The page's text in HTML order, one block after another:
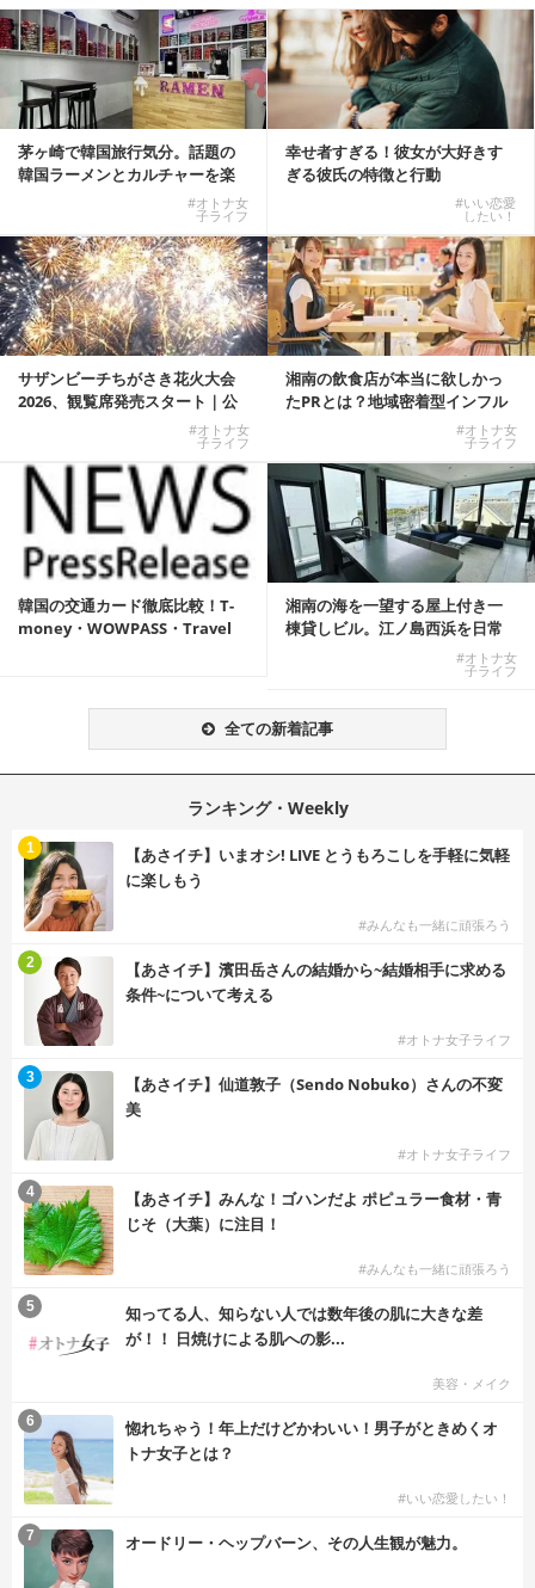
茅ヶ崎で韓国旅行気分。話題の
韓国ラーメンとカルチャーを楽
#オトナ女
子ライフ
幸せ者すぎる！彼女が大好きす
ぎる彼氏の特徴と行動
#いい恋愛
したい！
サザンビーチちがさき花火大会
2026、観覧席発売スタート｜公
#オトナ女
子ライフ
湘南の飲食店が本当に欲しかっ
たPRとは？地域密着型インフル
#オトナ女
子ライフ
韓国の交通カード徹底比較！T-
money・WOWPASS・Travel
湘南の海を一望する屋上付き一
棟貸しビル。江ノ島西浜を日常
#オトナ女
子ライフ
全ての新着記事
ランキング・Weekly
【あさイチ】いまオシ! LIVE とうもろこしを手軽に気軽
に楽しもう
#みんなも一緒に頑張ろう
1
【あさイチ】濱田岳さんの結婚から~結婚相手に求める
条件~について考える
#オトナ女子ライフ
2
【あさイチ】仙道敦子（Sendo Nobuko）さんの不変
美
#オトナ女子ライフ
3
【あさイチ】みんな！ゴハンだよ ポピュラー食材・青
じそ（大葉）に注目！
#みんなも一緒に頑張ろう
4
知ってる人、知らない人では数年後の肌に大きな差
が！！ 日焼けによる肌への影...
美容・メイク
5
惚れちゃう！年上だけどかわいい！男子がときめくオ
トナ女子とは？
#いい恋愛したい！
6
オードリー・ヘップバーン、その人生観が魅力。
7